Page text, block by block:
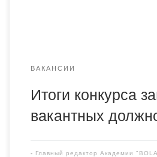
ВАКАНСИИ
Итоги конкурса
вакантных
- Главный редактор Академии